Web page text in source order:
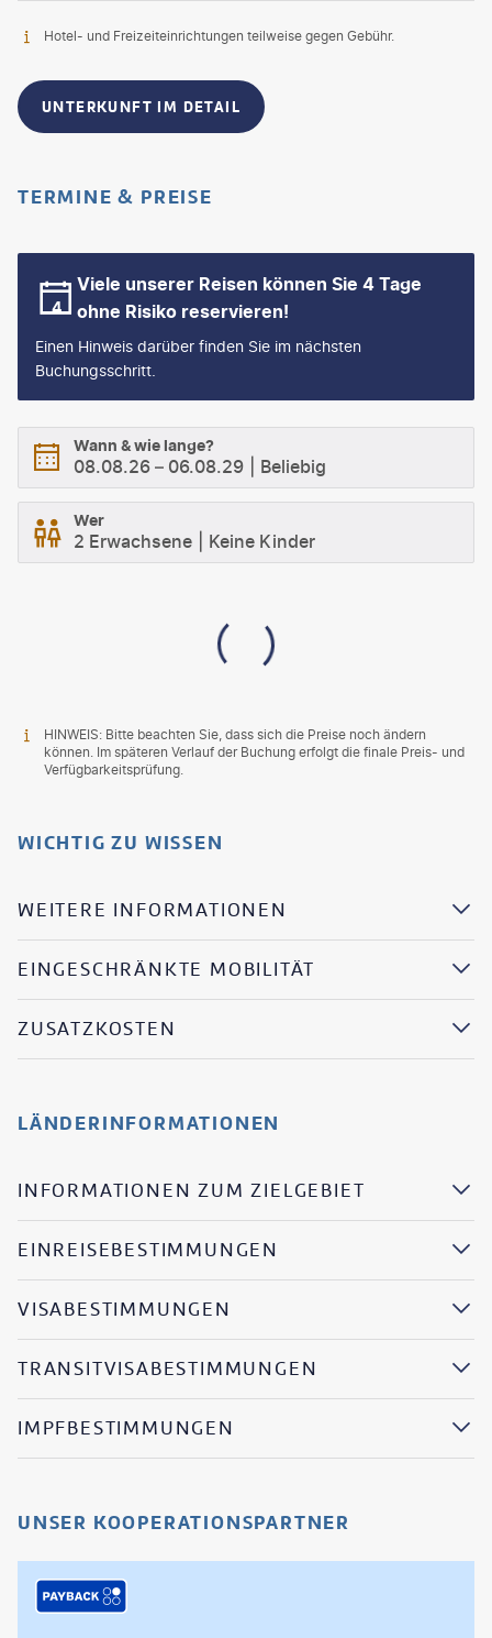
Hotel- und Freizeiteinrichtungen teilweise gegen Gebühr.
UNTERKUNFT IM DETAIL
TERMINE & PREISE
Viele unserer Reisen können Sie 4 Tage
ohne Risiko reservieren!
Einen Hinweis darüber finden Sie im nächsten
Buchungsschritt.
Wann & wie lange?
08.08.26 – 06.08.29 Beliebig
Wer
2 Erwachsene Keine Kinder
HINWEIS: Bitte beachten Sie, dass sich die Preise noch ändern
können. Im späteren Verlauf der Buchung erfolgt die finale Preis- und
Verfügbarkeitsprüfung.
WICHTIG ZU WISSEN
WEITERE INFORMATIONEN
EINGESCHRÄNKTE MOBILITÄT
ZUSATZKOSTEN
LÄNDERINFORMATIONEN
INFORMATIONEN ZUM ZIELGEBIET
EINREISEBESTIMMUNGEN
VISABESTIMMUNGEN
TRANSITVISABESTIMMUNGEN
IMPFBESTIMMUNGEN
UNSER KOOPERATIONSPARTNER